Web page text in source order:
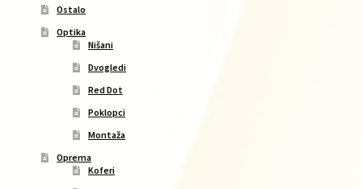
Ostalo
Optika
Nišani
Dvogledi
Red Dot
Poklopci
Montaža
Oprema
Koferi